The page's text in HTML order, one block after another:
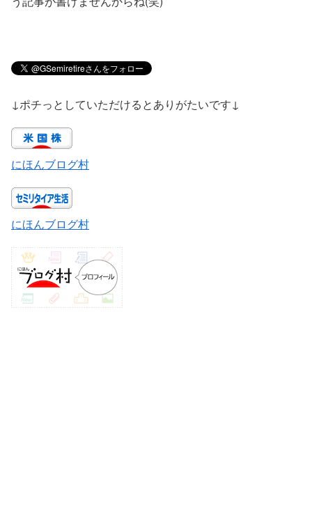
↓ポチっとしていただけるとありがたいです↓
にほんブログ村
にほんブログ村